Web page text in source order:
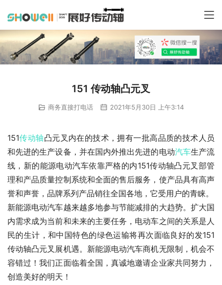
151 传动轴凸元叉
商务直接打电话 2021年5月30日 上午3:14
151传动轴凸元叉内在的技术，拥有一批高品质的技术人员
和先进的生产设备，并在国内外推出先进的电动汽车生产流
线，新的能源电动汽车依靠严格的内151传动轴凸元叉部管
理和产品质量控制系统和全面的售后服务，使产品具有高声
誉和声誉，品牌系列产品销往全国各地，它受用户的青睐。
新能源电动汽车越来越多地参与节能减排的大趋势。扩大国
内需求成为当前和未来的主要任务，电动车之间的关系是人
民的生计，和中国特色的绿色运输将再次面临良好的发151
传动轴凸元叉展机遇。新能源电动汽车商机无限制，机会不
容错过！我们正面临着全国，真诚地邀请企业家共同努力，
创造美好的明天！